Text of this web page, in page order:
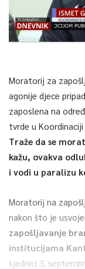
Moratorij za
agonije djece
zaposlena na
tvrde u
Traže da se
kažu, ovakva
i vodi u paralizu
Moratorij na
nakon što je
zapošljavanje
institucijama
sjednici 3.